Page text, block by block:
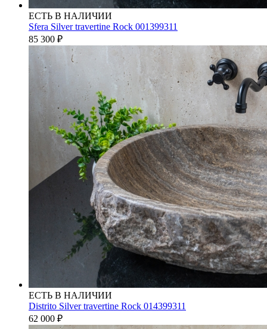
ЕСТЬ В НАЛИЧИИ
Sfera Silver travertine Rock 001399311
85 300 ₽
ЕСТЬ В НАЛИЧИИ
Distrito Silver travertine Rock 014399311
62 000 ₽